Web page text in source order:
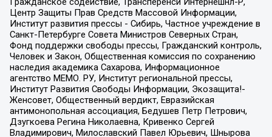
Центр Защиты Прав Средств Массовой Информации,
Институт развития прессы - Сибирь, Частное учреждение в
Санкт-Петербурге Совета Министров Северных Стран,
Фонд поддержки свободы прессы, Гражданский контроль,
Человек и Закон, Общественная комиссия по сохранению
наследия академика Сахарова, Информационное
агентство МЕМО. РУ, Институт региональной прессы,
Институт Развития Свободы Информации, Экозащита!-
Женсовет, Общественный вердикт, Евразийская
антимонопольная ассоциация, Бедушев Петр Петрович,
Дзугкоева Регина Николаевна, Кривенко Сергей
Владимирович, Милославский Павел Юрьевич, Шнырова